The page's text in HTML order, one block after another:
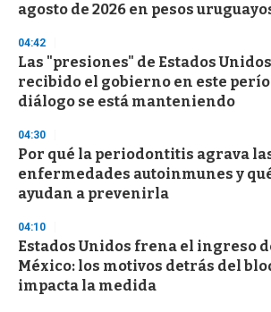
agosto de 2026 en pesos
04:42
Las "presiones" de Estados
recibido el gobierno en este
diálogo se está manteniendo
04:30
Por qué la periodontitis agrava
enfermedades autoinmunes y
ayudan a prevenirla
04:10
Estados Unidos frena el ingreso
México: los motivos detrás del
impacta la medida